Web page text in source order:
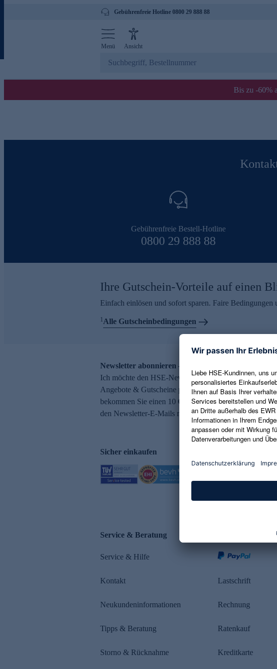
Gebührenfreie Hotline 0800 29 888 88
Menü Ansicht
Bis zu -60%
Gebührenfreie Bestell-Hotline
0800 29 888 88
Ihre Gutschein-Vorteile auf einen
Einfach einlösen und sofort sparen. Faire Bedingungen
1Alle Gutscheinbedingungen
Newsletter abonnieren – 10 € Gutschein erhalten
Ich möchte den HSE-Newsletter abonnieren und
Angebote & Gutscheine per E-Mail erhalten. Als
bekommen Sie einen 10 € Gutschein. Eine Abmeldung
den Newsletter-E-Mails möglich.
Sicher einkaufen
Service & Beratung
Service & Hilfe
Kontakt
Neukundeninformationen
Tipps & Beratung
Storno & Rücknahme
Lastschrift
Rechnung
Ratenkauf
Kreditkarte